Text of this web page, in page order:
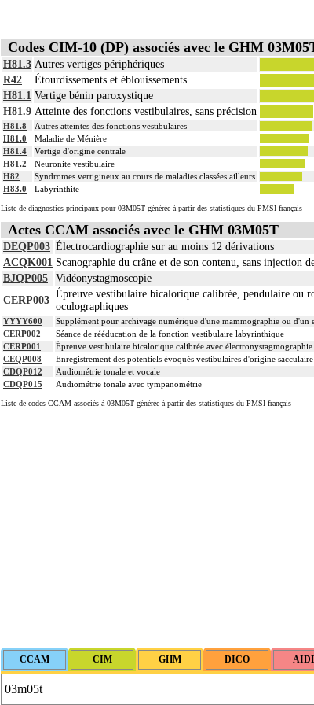
Codes CIM-10 (DP) associés avec le GHM
H81.3 Autres vertiges périphériques
R42
Étourdissements et éblouissements
H81.1 Vertige bénin paroxystique
H81.9 Atteinte des fonctions vestibulaires, sans précision
H81.8
Autres atteintes des fonctions vestibulaires
H81.0
Maladie de Ménière
H81.4
Vertige d'origine centrale
H81.2
Neuronite vestibulaire
H82
Syndromes vertigineux au cours de maladies classées ailleurs
H83.0
Labyrinthite
Liste de diagnostics principaux pour 03M05T générée à partir des statistiques du PMSI français
Actes CCAM associés avec le GHM 03M05T
DEQP003 Électrocardiographie sur au moins 12 dérivations
ACQK001 Scanographie du crâne et de son contenu, sans injection
BJQP005
Vidéonystagmoscopie
CERP003
Épreuve vestibulaire bicalorique calibrée, pendulaire ou
oculographiques
YYYY600
Supplément pour archivage numérique d'une mammographie ou d'un
CERP002
Séance de rééducation de la fonction vestibulaire labyrinthique
CERP001
Épreuve vestibulaire bicalorique calibrée avec
CEQP008
Enregistrement des potentiels évoqués vestibulaires d'origine
CDQP012
Audiométrie tonale et vocale
CDQP015
Audiométrie tonale avec tympanométrie
Liste de codes CCAM associés à 03M05T générée à partir des statistiques du PMSI français